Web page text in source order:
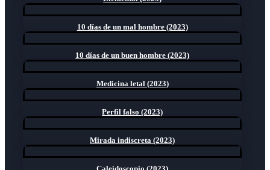
10 días de un mal hombre (2023)
10 días de un buen hombre (2023)
Medicina letal (2023)
Perfil falso (2023)
Mirada indiscreta (2023)